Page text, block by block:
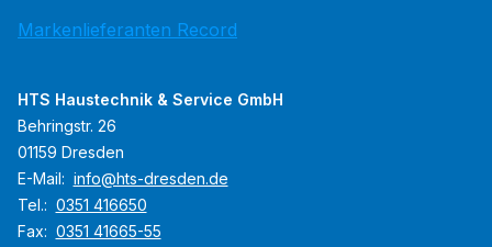
Markenlieferanten Record
HTS Haustechnik & Service GmbH
Behringstr. 26
01159 Dresden
E-Mail: info@hts-dresden.de
Tel.: 0351 416650
Fax: 0351 41665-55